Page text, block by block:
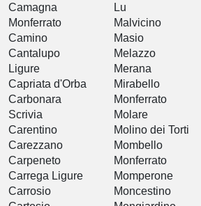
Camagna
Monferrato
Camino
Cantalupo
Ligure
Capriata d'Orba
Carbonara
Scrivia
Carentino
Carezzano
Carpeneto
Carrega Ligure
Carrosio
Lu
Malvicino
Masio
Melazzo
Merana
Mirabello
Monferrato
Molare
Molino dei Torti
Mombello
Monferrato
Momperone
Moncestino